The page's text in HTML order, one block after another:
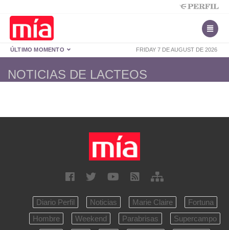
FRIDAY 7 DE AUGUST DE 2026
ÚLTIMO MOMENTO
NOTICIAS DE LACTEOS
Diario Perfil Noticias Marie Claire
Fortuna
Hombre
Weekend Parabrisas
Supercampo